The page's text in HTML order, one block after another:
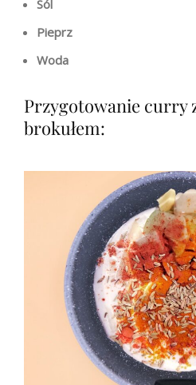
Sól
Pieprz
Woda
Przygotowanie curry
brokułem: